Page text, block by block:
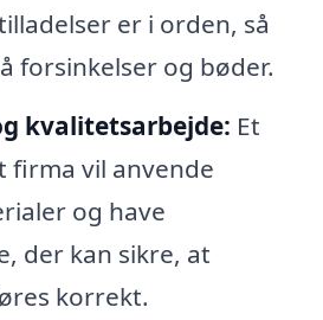
er i orden, så
forsinkelser og bøder.
kvalitetsarbejde: Et
firma vil anvende
og have
der kan sikre, at
korrekt.